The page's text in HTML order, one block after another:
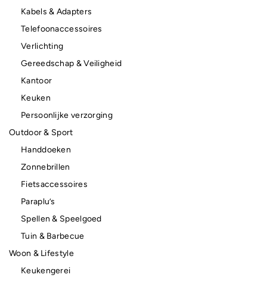
Kabels & Adapters
Telefoonaccessoires
Verlichting
Gereedschap & Veiligheid
Kantoor
Keuken
Persoonlijke verzorging
Outdoor & Sport
Handdoeken
Zonnebrillen
Fietsaccessoires
Paraplu’s
Spellen & Speelgoed
Tuin & Barbecue
Woon & Lifestyle
Keukengerei